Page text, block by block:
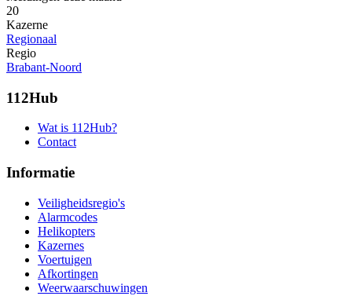
20
Kazerne
Regionaal
Regio
Brabant-Noord
112Hub
Wat is 112Hub?
Contact
Informatie
Veiligheidsregio's
Alarmcodes
Helikopters
Kazernes
Voertuigen
Afkortingen
Weerwaarschuwingen